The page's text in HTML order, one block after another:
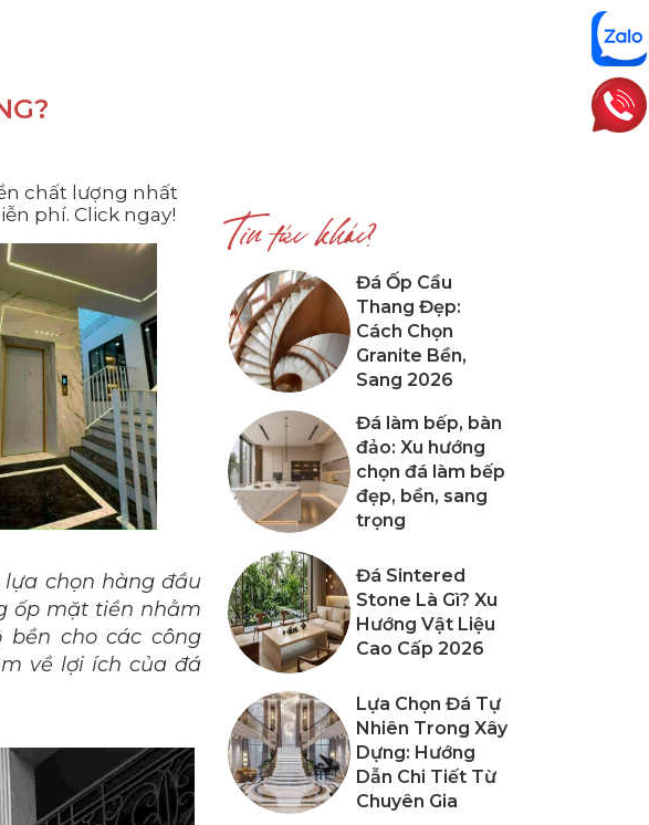
chất lượng nhất
phí. Click ngay!
chọn hàng đầu
ốp mặt tiền nhằm
cho các công
về lợi ích của đá
Tin tức khác?
Đá Ốp Cầu
Thang Đẹp:
Cách Chọn
Granite Bền,
Sang 2026
Đá làm bếp, bàn
đảo: Xu hướng
chọn đá làm bếp
đẹp, bền, sang
trọng
Đá Sintered
Stone Là Gì? Xu
Hướng Vật Liệu
Cao Cấp 2026
Lựa Chọn Đá Tự
Nhiên Trong Xây
Dựng: Hướng
Dẫn Chi Tiết Từ
Chuyên Gia